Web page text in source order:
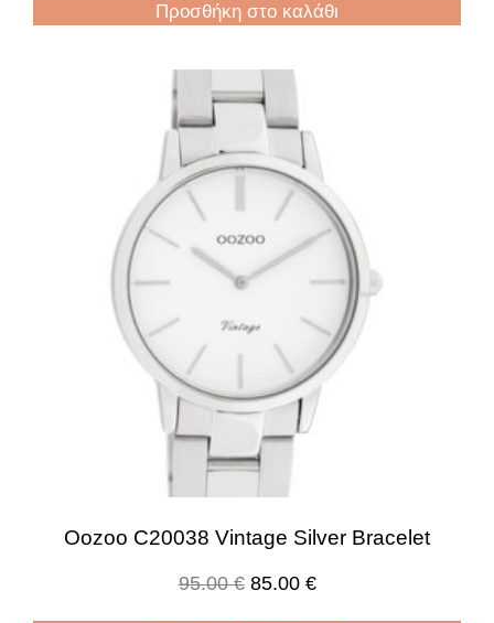
Προσθήκη στο καλάθι
Oozoo C20038 Vintage Silver Bracelet
95.00€ 85.00 €